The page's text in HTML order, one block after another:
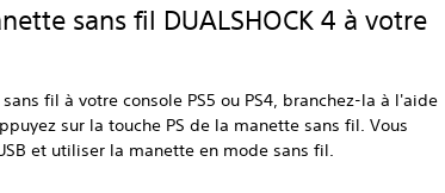
sans fil DUALSHOCK 4 à votre
fil à votre console PS5 ou PS4, branchez-la à l'aide
sur la touche PS de la manette sans fil. Vous
et utiliser la manette en mode sans fil.